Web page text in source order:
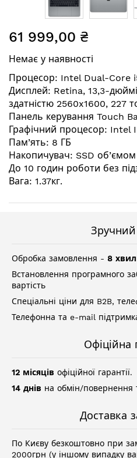
до
галереї
зображень
61 999,00 ₴
Немає у наявності
Процесор: Intel Dual-Core
Дисплей: Retina, 13,3-
здатністю 2560x1600, 227
Панель керування Touch
Графічний процесор: Intel
Пам’ять: 8 ГБ
Накопичувач: SSD
До 10 годин роботи без
Вага: 1.37кг.
Зручний
Обробка замовлення - 8
Встановлення програмного
вартість
Спеціальні ціни для B2B,
Телефонна та e-mail
Офіційна
12 місяців офіційної гарантії.
14 днів на обмін/повернення
Доставка
По Києву безкоштовно при
2000грн (у іншому випадку